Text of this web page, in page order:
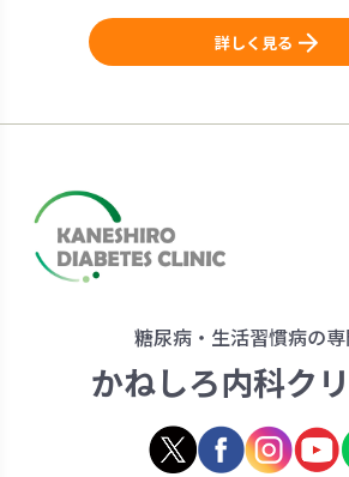
詳しく見る
糖尿病・生活習慣病の
かねしろ内科ク